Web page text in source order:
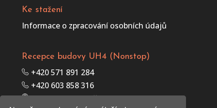
Ke stažení
Informace o zpracování osobních údajů
Recepce budovy UH4 (Nonstop)
+420 571 891 284
+420 603 858 316
Studentské náměstí 1533